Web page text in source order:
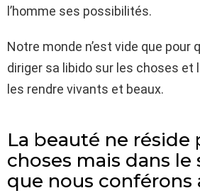
l’homme ses possibilités.
Notre monde n’est vide que pour
diriger sa libido sur les choses et
les rendre vivants et beaux.
La beauté ne réside
choses mais dans
que nous conférons